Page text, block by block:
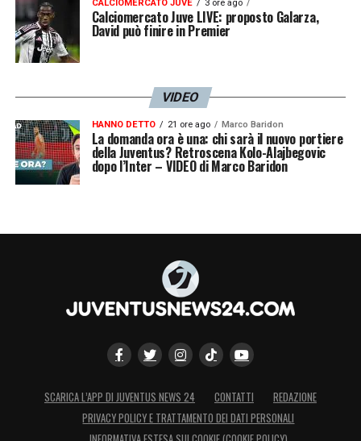
CALCIOMERCATO JUVE 3 ore ago
Calciomercato Juve LIVE: proposto Galarza,
David può finire in Premier
VIDEO
HANNO DETTO 21 ore ago Marco Baridon
La domanda ora è una: chi sarà il nuovo portiere
della Juventus? Retroscena Kolo-Alajbegovic
dopo l’Inter – VIDEO di Marco Baridon
SCARICA L’APP DI JUVENTUS NEWS 24 CONTATTI
REDAZIONE
PRIVACY POLICY E TRATTAMENTO DEI DATI PERSONALI